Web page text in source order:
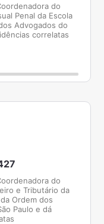
do
Penal da Escola
Advogados do
correlatas
do
e Tributário da
Ordem dos
Paulo e dá